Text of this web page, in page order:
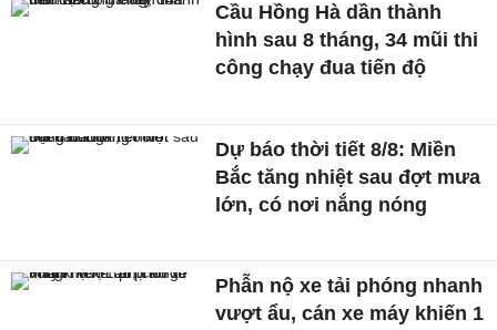
Cầu Hồng Hà dần thành
hình sau 8 tháng, 34 mũi thi
công chạy đua tiến độ
Dự báo thời tiết 8/8: Miền
Bắc tăng nhiệt sau đợt mưa
lớn, có nơi nắng nóng
Phẫn nộ xe tải phóng nhanh
vượt ẩu, cán xe máy khiến 1